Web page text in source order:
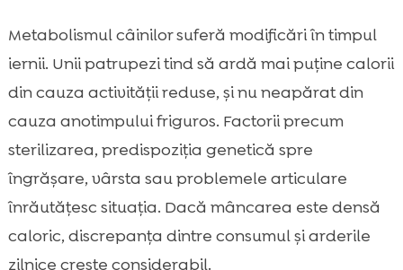
Metabolismul câinilor suferă modificări în timpul
iernii. Unii patrupezi tind să ardă mai puține calorii
din cauza activității reduse, și nu neapărat din
cauza anotimpului friguros. Factorii precum
sterilizarea, predispoziția genetică spre
îngrășare, vârsta sau problemele articulare
înrăutățesc situația. Dacă mâncarea este densă
caloric, discrepanța dintre consumul și arderile
zilnice crește considerabil.